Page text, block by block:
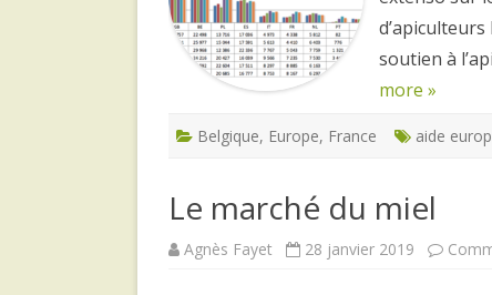
soutien à
more »
Belgique, Europe, France aide
Le marché du miel
Agnès Fayet 28 janvier 2019